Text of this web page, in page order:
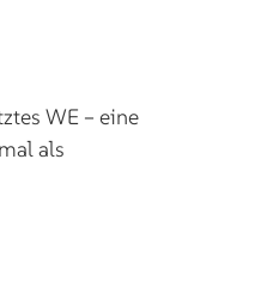
WE – eine
als